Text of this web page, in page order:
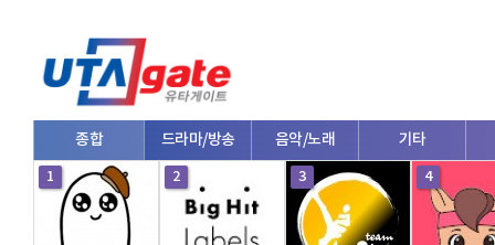
종합 드라마/방송 음악/노래 기타
1 2 3 4